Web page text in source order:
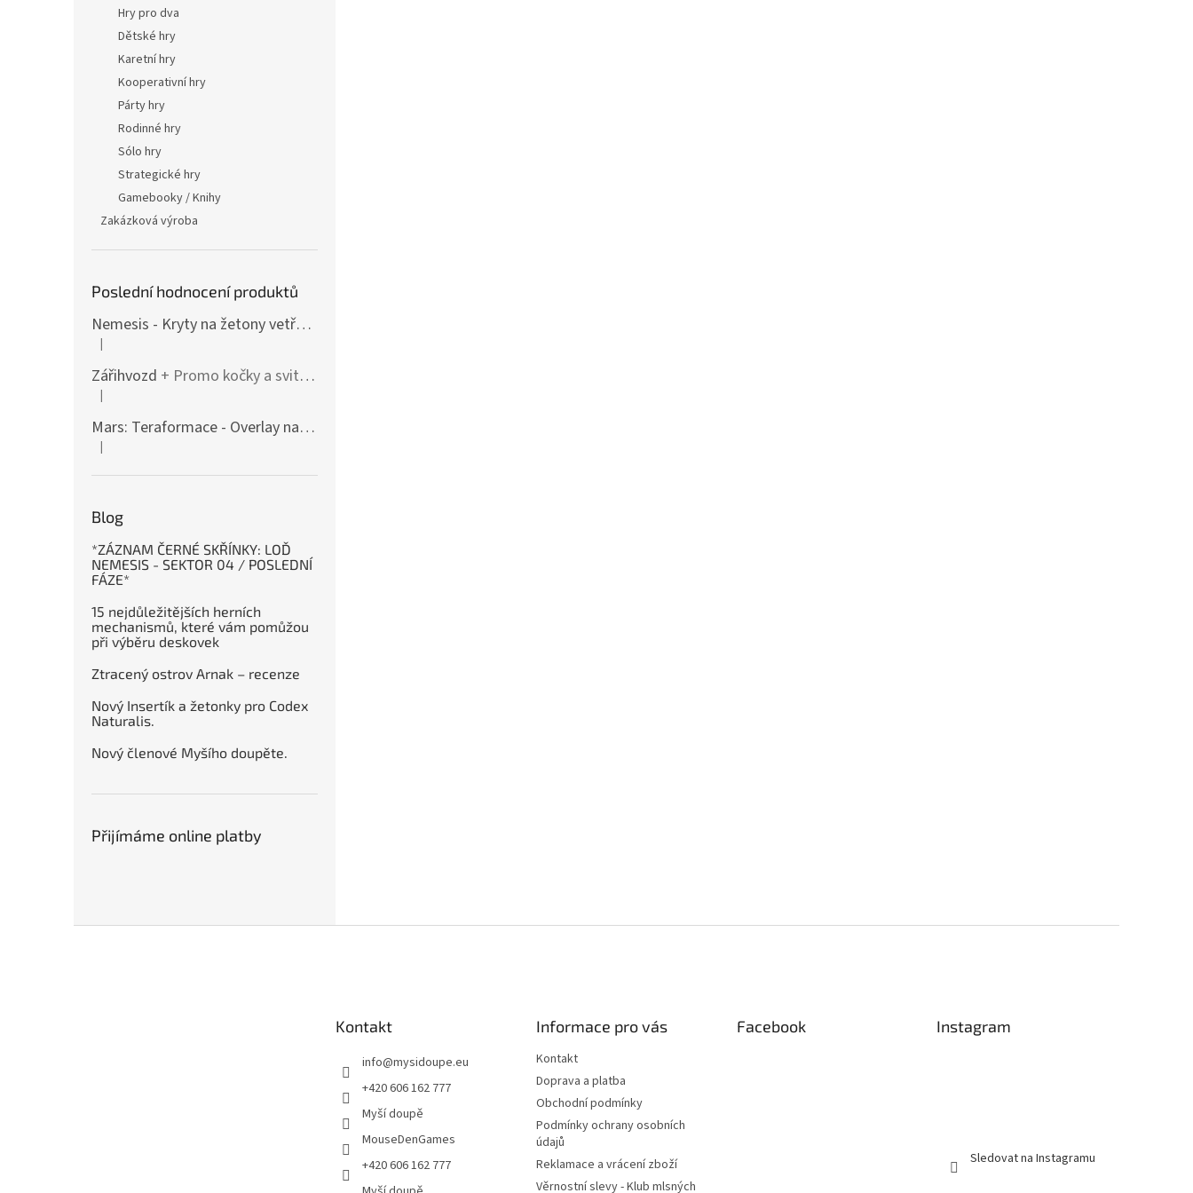
Hry pro dva
Dětské hry
Karetní hry
Kooperativní hry
Párty hry
Rodinné hry
Sólo hry
Strategické hry
Gamebooky / Knihy
Zakázková výroba
Poslední hodnocení produktů
Nemesis - Kryty na žetony vetřelců (varianty i pro rozšíření / Lockdown)
Hodnocení produktu je 4 z 5 hvězdiček.
|
Zářihvozd + Promo kočky a svitolam
Hodnocení produktu je 5 z 5 hvězdiček.
|
Mars: Teraformace - Overlay na destičky kolonií
Hodnocení produktu je 5 z 5 hvězdiček.
|
Blog
*ZÁZNAM ČERNÉ SKŘÍNKY: LOĎ
NEMESIS - SEKTOR 04 / POSLEDNÍ
FÁZE*
15 nejdůležitějších herních
mechanismů, které vám pomůžou
při výběru deskovek
Ztracený ostrov Arnak – recenze
Nový Insertík a žetonky pro Codex
Naturalis.
Nový členové Myšího doupěte.
Přijímáme online platby
Kontakt
info@mysidoupe.eu
+420 606 162 777
Myší doupě
MouseDenGames
+420 606 162 777
Informace pro vás
Kontakt
Doprava a platba
Obchodní podmínky
Podmínky ochrany osobních
údajů
Reklamace a vrácení zboží
Věrnostní slevy - Klub mlsných
Facebook Instagram
Sledovat na Instagramu